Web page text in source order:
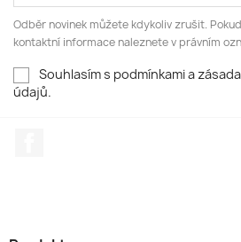
Odběr novinek můžete kdykoliv zrušit.
kontaktní informace naleznete v právním
Souhlasím s podmínkami a
údajů.